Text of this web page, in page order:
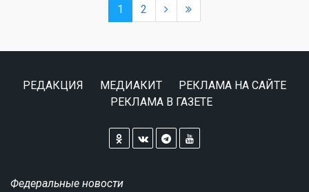
1 2
РЕДАКЦИЯ МЕДИАКИТ
РЕКЛАМА НА САЙТЕ
РЕКЛАМА В ГАЗЕТЕ
Федеральные новости